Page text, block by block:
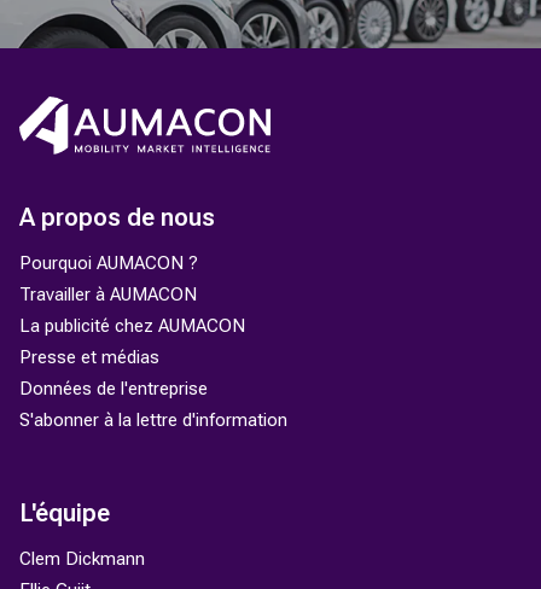
A propos de nous
Pourquoi AUMACON ?
Travailler à AUMACON
La publicité chez AUMACON
Presse et médias
Données de l'entreprise
S'abonner à la lettre d'information
L'équipe
Clem Dickmann